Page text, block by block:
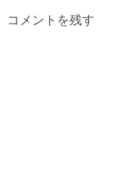
コメントを残す